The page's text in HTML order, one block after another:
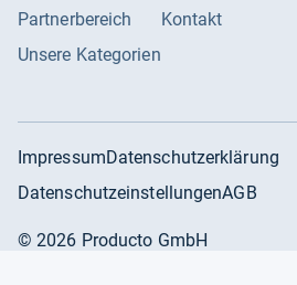
Partnerbereich
Unsere Kategorien
Kontakt
ImpressumDatenschutzerklärung
DatenschutzeinstellungenAGB
©2026 Producto GmbH